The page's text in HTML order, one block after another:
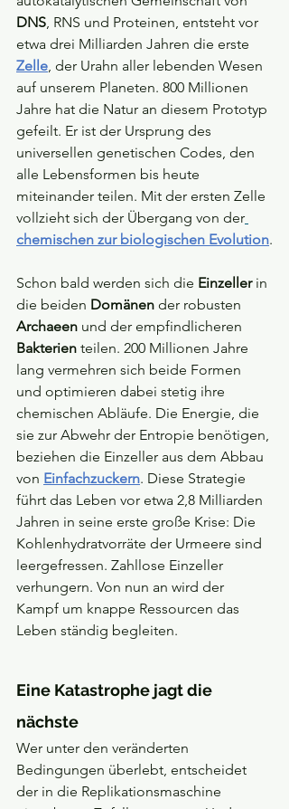
DNS, RNS und Proteinen, entsteht vor
etwa drei Milliarden Jahren die erste
Zelle, der Urahn aller lebenden Wesen
auf unserem Planeten. 800 Millionen
Jahre hat die Natur an diesem Prototyp
gefeilt. Er ist der Ursprung des
universellen genetischen Codes, den
alle Lebensformen bis heute
miteinander teilen. Mit der ersten Zelle
vollzieht sich der Übergang von der
chemischen zur biologischen Evolution.
Schon bald werden sich die Einzeller in
die beiden Domänen der robusten
Archaeen und der empfindlicheren
Bakterien teilen. 200 Millionen Jahre
lang vermehren sich beide Formen
und optimieren dabei stetig ihre
chemischen Abläufe. Die Energie, die
sie zur Abwehr der Entropie benötigen,
beziehen die Einzeller aus dem Abbau
von Einfachzuckern. Diese Strategie
führt das Leben vor etwa 2,8 Milliarden
Jahren in seine erste große Krise: Die
Kohlen­hydrat­vorräte der Urmeere sind
leergefressen. Zahllose Einzeller
verhungern. Von nun an wird der
Kampf um knappe Ressourcen das
Leben ständig begleiten.
Eine Katastrophe jagt die
nächste
Wer unter den veränderten
Bedingungen überlebt, entscheidet
der in die Replikationsmaschine